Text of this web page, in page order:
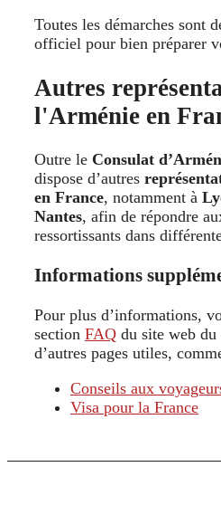
Toutes les démarches sont
officiel pour bien préparer
Autres
l'Arménie en
Outre le Consulat
dispose d’autres
en France, notamment à
Nantes, afin de répondre
ressortissants dans
Informations
Pour plus d’informations,
section FAQ du site web
d’autres pages utiles,
Conseils aux
Visa pour la France